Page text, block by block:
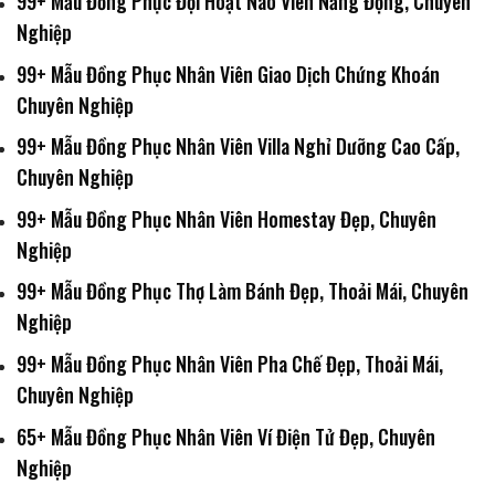
Nghiệp
99+ Mẫu Đồng Phục Nhân Viên Giao Dịch Chứng Khoán
Chuyên Nghiệp
99+ Mẫu Đồng Phục Nhân Viên Villa Nghỉ Dưỡng Cao Cấp,
Chuyên Nghiệp
99+ Mẫu Đồng Phục Nhân Viên Homestay Đẹp, Chuyên
Nghiệp
99+ Mẫu Đồng Phục Thợ Làm Bánh Đẹp, Thoải Mái, Chuyên
Nghiệp
99+ Mẫu Đồng Phục Nhân Viên Pha Chế Đẹp, Thoải Mái,
Chuyên Nghiệp
65+ Mẫu Đồng Phục Nhân Viên Ví Điện Tử Đẹp, Chuyên
Nghiệp